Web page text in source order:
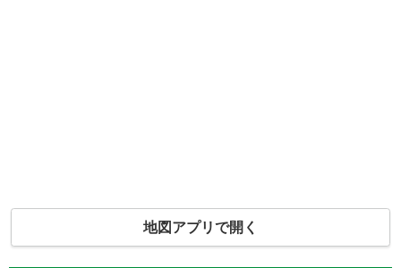
地図アプリで開く